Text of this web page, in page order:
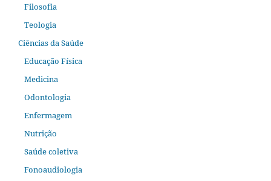
Filosofia
Teologia
Ciências da Saúde
Educação Física
Medicina
Odontologia
Enfermagem
Nutrição
Saúde coletiva
Fonoaudiologia